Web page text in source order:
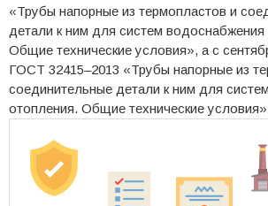
«Трубы напорные из термопластов и
детали к ним для систем водоснабжения
Общие технические условия», а с
ГОСТ 32415–2013 «Трубы напорные из
соединительные детали к ним для
отопления. Общие технические